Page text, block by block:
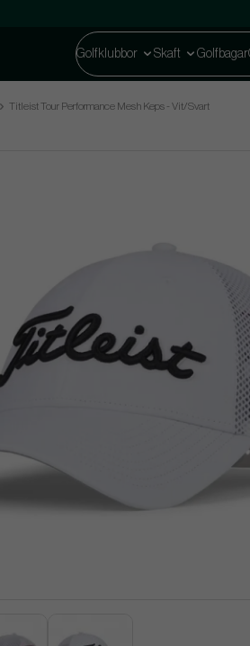
Golfklubbor Skaft Golfbagar
Titleist Tour Performance Mesh Keps - Vit/Svart